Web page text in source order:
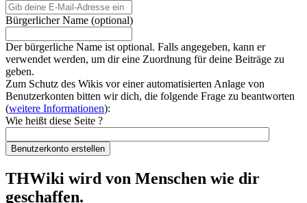
Bürgerlicher Name (optional)
Der bürgerliche Name ist optional. Falls angegeben, kann er
verwendet werden, um dir eine Zuordnung für deine Beiträge zu
geben.
Zum Schutz des Wikis vor einer automatisierten Anlage von
Benutzerkonten bitten wir dich, die folgende Frage zu beantworten
(weitere Informationen):
Wie heißt diese Seite ?
Benutzerkonto erstellen
THWiki wird von Menschen wie dir
geschaffen.